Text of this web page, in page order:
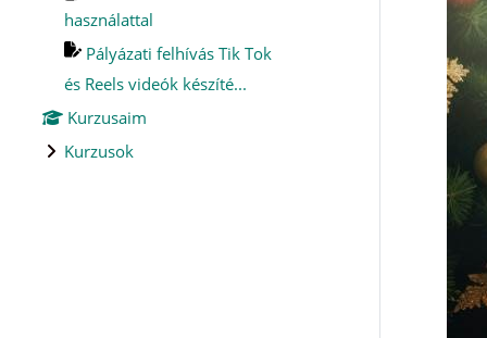
használattal
Pályázati felhívás Tik Tok
és Reels videók készíté...
Kurzusaim
Kurzusok